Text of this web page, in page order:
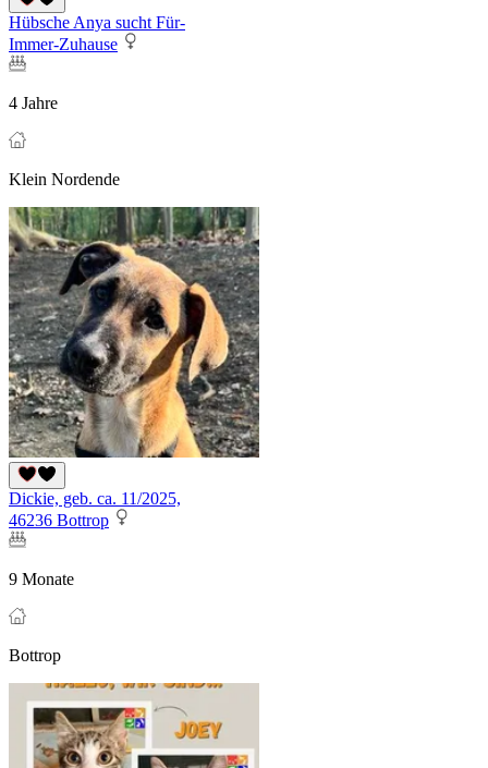
Hübsche Anya sucht Für-
Immer-Zuhause
4 Jahre
Klein Nordende
Dickie, geb. ca. 11/2025,
46236 Bottrop
9 Monate
Bottrop